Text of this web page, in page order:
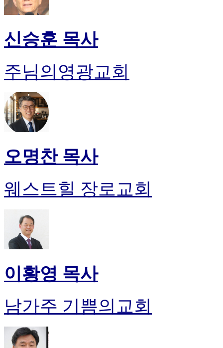
신승훈 목사
주님의영광교회
오명찬 목사
웨스트힐 장로교회
이황영 목사
남가주 기쁨의교회